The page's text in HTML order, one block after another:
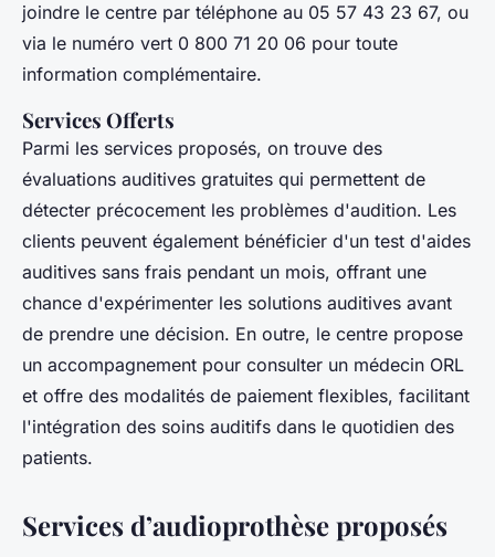
joindre le centre par téléphone au 05 57 43 23 67, ou
via le numéro vert 0 800 71 20 06 pour toute
information complémentaire.
Services Offerts
Parmi les services proposés, on trouve des
évaluations auditives gratuites qui permettent de
détecter précocement les problèmes d'audition. Les
clients peuvent également bénéficier d'un test d'aides
auditives sans frais pendant un mois, offrant une
chance d'expérimenter les solutions auditives avant
de prendre une décision. En outre, le centre propose
un accompagnement pour consulter un médecin ORL
et offre des modalités de paiement flexibles, facilitant
l'intégration des soins auditifs dans le quotidien des
patients.
Services d’audioprothèse proposés